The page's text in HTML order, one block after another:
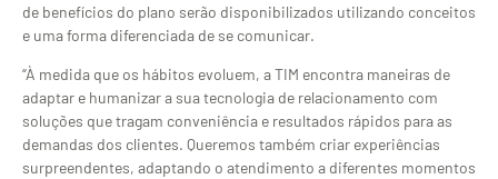
de benefícios do plano serão disponibilizados utilizando conceitos
e uma forma diferenciada de se comunicar.
“À medida que os hábitos evoluem, a TIM encontra maneiras de
adaptar e humanizar a sua tecnologia de relacionamento com
soluções que tragam conveniência e resultados rápidos para as
demandas dos clientes. Queremos também criar experiências
surpreendentes, adaptando o atendimento a diferentes momentos